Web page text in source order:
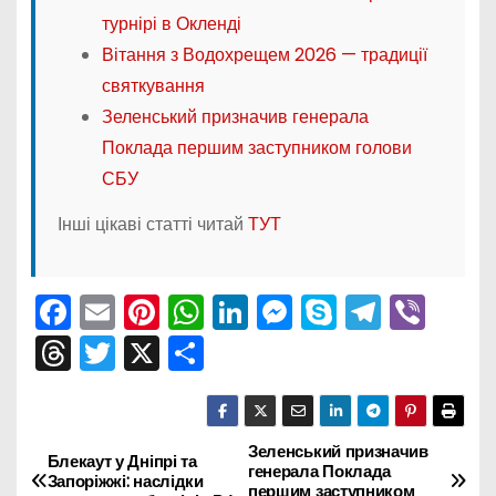
турнірі в Окленді
Вітання з Водохрещем 2026 — традиції
святкування
Зеленський призначив генерала
Поклада першим заступником голови
СБУ
Інші цікаві статті читай ТУТ
F
a
c
b
E
m
ai
Pi
nt
er
st
W
h
a
ts
Li
n
k
e
dI
M
e
s
s
e
S
k
y
p
e
T
el
e
gr
a
Vi
er
T
hr
a
T
w
er
X П
о
ді
Н
Зеленський призначив
генерала Поклада
першим заступником
Блекаут у Дніпрі та
Запоріжжі: наслідки